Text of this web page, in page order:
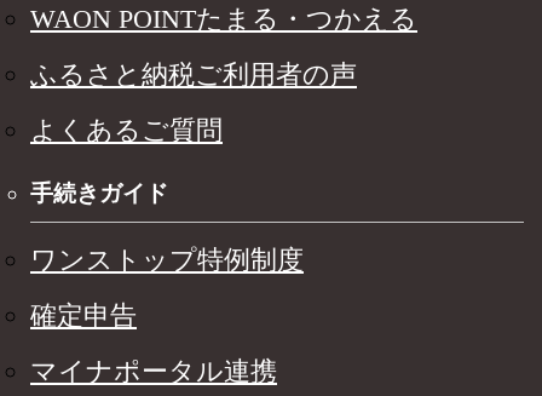
WAON POINTたまる・つかえる
ふるさと納税ご利用者の声
よくあるご質問
手続きガイド
ワンストップ特例制度
確定申告
マイナポータル連携